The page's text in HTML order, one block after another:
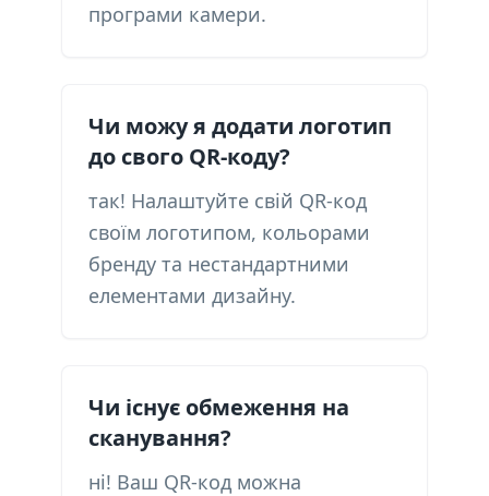
програми камери.
Чи можу я додати логотип
до свого QR-коду?
так! Налаштуйте свій QR-код
своїм логотипом, кольорами
бренду та нестандартними
елементами дизайну.
Чи існує обмеження на
сканування?
ні! Ваш QR-код можна